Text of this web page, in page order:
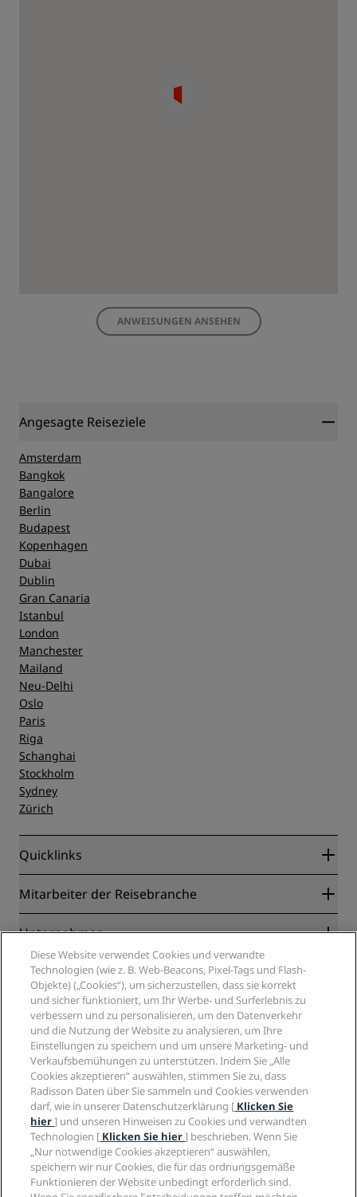
ANWEISUNGEN ANSEHEN
Angesagte Reiseziele
Amsterdam
Bangkok
Bangalore
Berlin
Budapest
Kopenhagen
Dubai
Dublin
Gran Canaria
Istanbul
London
Manchester
Mailand
Neu-Delhi
Oslo
Paris
Riga
Schanghai
Stockholm
Sydney
Zürich
Quicklinks
Radisson Rewards
Blog
Neue und aufstrebende Hotels
Radisson Hotels APP
„Sports Approved“-Hotels
Familienfreundliche Hotels
Gesundheit & Sicherheit
Mitarbeiter der Reisebranche
Partner
Reisebüros
Unternehmen
Radisson Hotel Group
Medien
Karriere RHG
Karriere PPHE
Karrieren EHL
The Club by RHG
Entwicklungsmöglichkeiten
Responsible Business – Unser Engagement
Einkauf
Rechtliches
Privacy Centre
Rechtliche Hinweise
Radisson Rewards Geschäftsbedingungen
Website-Nutzungsvereinbarung
Digitale Barrierefreiheit
Moderne Sklaverei – Erklärung
Hilfe
Verbrauchermeldungen
Kontakt
FAQ
Inhaltsübersicht
Soziale Medien
Marken von Radisson Hotels
Diese Website verwendet Cookies und verwandte
Technologien (wie z. B. Web-Beacons, Pixel-Tags und Flash-
Objekte) („Cookies“), um sicherzustellen, dass sie korrekt
und sicher funktioniert, um Ihr Werbe- und Surferlebnis zu
verbessern und zu personalisieren, um den Datenverkehr
und die Nutzung der Website zu analysieren, um Ihre
Einstellungen zu speichern und um unsere Marketing- und
Verkaufsbemühungen zu unterstützen. Indem Sie „Alle
Cookies akzeptieren“ auswählen, stimmen Sie zu, dass
Radisson Daten über Sie sammeln und Cookies verwenden
darf, wie in unserer Datenschutzerklärung [ Klicken Sie
hier] und unseren Hinweisen zu Cookies und verwandten
Technologien [ Klicken Sie hier] beschrieben. Wenn Sie
„Nur notwendige Cookies akzeptieren“ auswählen,
speichern wir nur Cookies, die für das ordnungsgemäße
Funktionieren der Website unbedingt erforderlich sind.